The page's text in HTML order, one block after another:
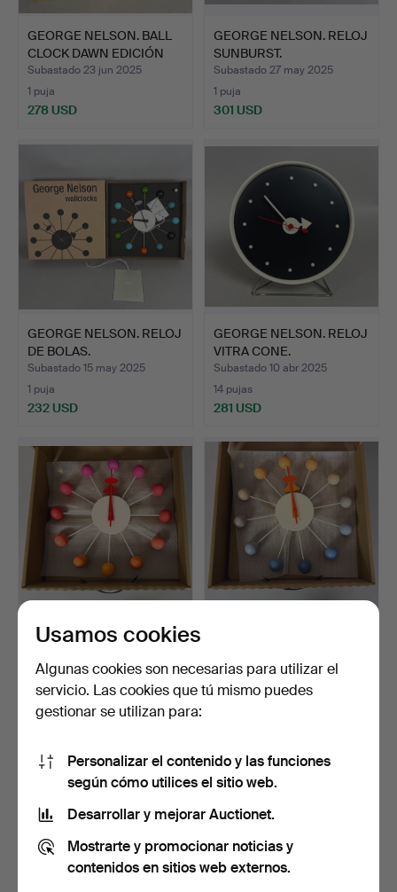
GEORGE NELSON. BALL
CLOCK DAWN EDICIÓN
ESP…
Subastado 23 jun 2025
1 puja
278 USD
GEORGE NELSON. RELOJ
SUNBURST.
Subastado 27 may 2025
1 puja
301 USD
GEORGE NELSON. RELOJ
DE BOLAS.
Subastado 15 may 2025
1 puja
232 USD
GEORGE NELSON. RELOJ
VITRA CONE.
Subastado 10 abr 2025
14 pujas
281 USD
GEORGE NELSON. RELOJ
ESPE…
Subastado 27 dic 2024
1 puja
266 USD
ESPE…
Subastado 27 dic 2024
2 pujas
Usamos cookies
Algunas cookies son necesarias para utilizar el
servicio. Las cookies que tú mismo puedes
gestionar se utilizan para:
Personalizar el contenido y las funciones
según cómo utilices el sitio web.
Desarrollar y mejorar Auctionet.
Mostrarte y promocionar noticias y
contenidos en sitios web externos.